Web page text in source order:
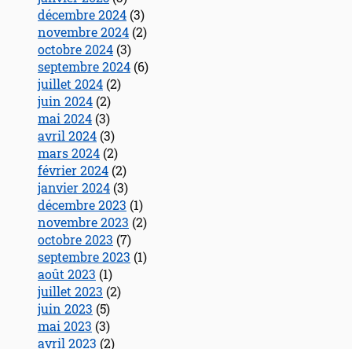
décembre 2024 (3)
novembre 2024 (2)
octobre 2024 (3)
septembre 2024 (6)
juillet 2024 (2)
juin 2024 (2)
mai 2024 (3)
avril 2024 (3)
mars 2024 (2)
février 2024 (2)
janvier 2024 (3)
décembre 2023 (1)
novembre 2023 (2)
octobre 2023 (7)
septembre 2023 (1)
août 2023 (1)
juillet 2023 (2)
juin 2023 (5)
mai 2023 (3)
avril 2023 (2)